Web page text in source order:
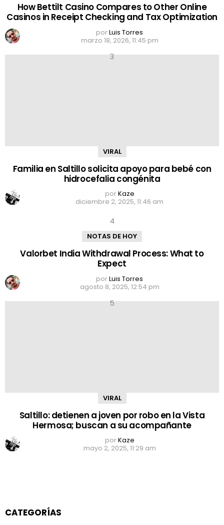
How Bettilt Casino Compares to Other Online
Casinos in Receipt Checking and Tax Optimization
porLuis Torres
marzo 18, 2026, 11:45 pm
VIRAL
Familia en Saltillo solicita apoyo para bebé con
hidrocefalia congénita
porKaze
diciembre 2, 2025, 11:46 am
NOTAS DE HOY
Valorbet India Withdrawal Process: What to
Expect
porLuis Torres
agosto 8, 2025, 12:54 pm
VIRAL
Saltillo: detienen a joven por robo en la Vista
Hermosa; buscan a su acompañante
porKaze
mayo 2, 2025, 11:29 am
CATEGORÍAS